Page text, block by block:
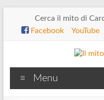
contenuto
Cerca il mito di
Facebook
YouTube
Il
mito
Menu